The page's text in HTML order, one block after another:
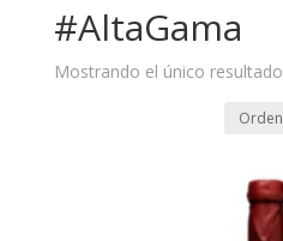
#AltaGama
Mostrando el único resultado